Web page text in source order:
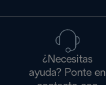
¿Necesitas
ayuda? Ponte en